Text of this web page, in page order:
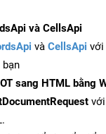
và CellsApi
và CellsApi với
bạn
sang HTML bằng